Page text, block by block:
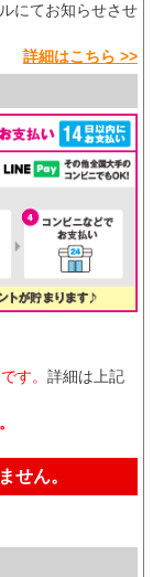
にてお知らせさせ
詳細はこちら >>
す。 詳細は上記
せん。